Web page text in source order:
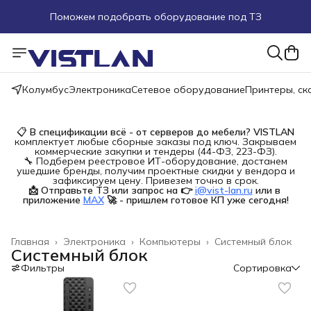
Поможем подобрать оборудование под ТЗ
Пуско-наладочные работы
Пришлите запрос на e-mail или в чат
КолумбусЭлектроникаСетевое оборудованиеПринтеры,
📋 В спецификации всё - от серверов до мебели? VISTLAN
комплектует любые сборные заказы под ключ. Закрываем
коммерческие закупки и тендеры (44-ФЗ, 223-ФЗ).
🔧 Подберем реестровое ИТ-оборудование, достанем
ушедшие бренды, получим проектные скидки у вендора и
зафиксируем цену. Привезем точно в срок.
📩 Отправьте ТЗ или запрос на 👉 i@vist-lan.ru или в
приложение MAX 🚀 - пришлем готовое КП уже сегодня!
Системный блок
Компьютеры ›
Электроника ›
Главная ›
Системный блок
Фильтры Сортировка